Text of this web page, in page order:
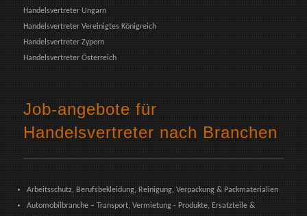
Handelsvertreter Ungarn
Handelsvertreter Vereinigtes Königreich
Handelsvertreter Zypern
Handelsvertreter Österreich
Job-angebote für
Handelsvertreter nach Branchen
Arbeitsschutz, Berufsbekleidung, Reinigung, Verpackung & Packmaterialien
Automobilbranche – Transport, Vermietung - Produkte, Ersatzteile &